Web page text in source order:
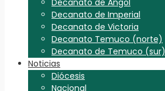
Decanato de Imperial
Decanato de Victoria
Decanato Temuco (norte)
Decanato de Temuco (sur)
Noticias
Diócesis
Nacional